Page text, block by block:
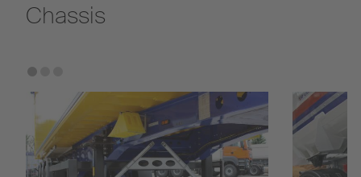
Chassis